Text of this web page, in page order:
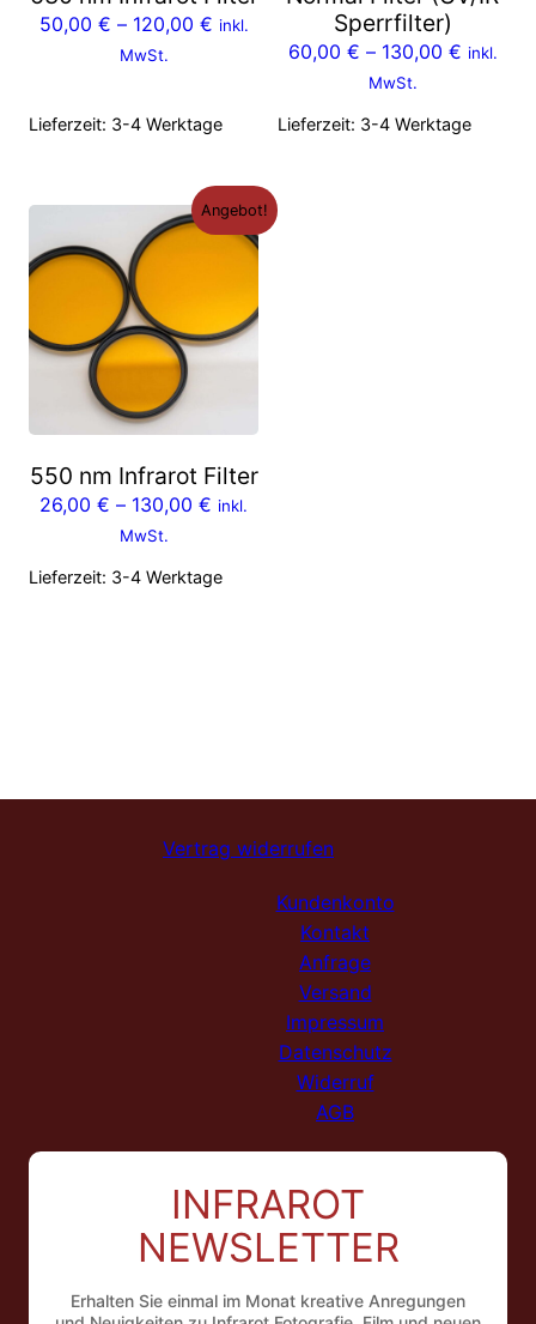
50,00 € – 120,00 € inkl.
MwSt.
Lieferzeit: 3-4 Werktage
Sperrfilter)
60,00 € – 130,00 € inkl.
MwSt.
Lieferzeit: 3-4 Werktage
Angebot!
550 nm Infrarot Filter
26,00 € – 130,00 € inkl.
MwSt.
Lieferzeit: 3-4 Werktage
Vertrag widerrufen
Kundenkonto
Kontakt
Anfrage
Versand
Impressum
Datenschutz
Widerruf
AGB
INFRAROT
NEWSLETTER
Erhalten Sie einmal im Monat kreative Anregungen